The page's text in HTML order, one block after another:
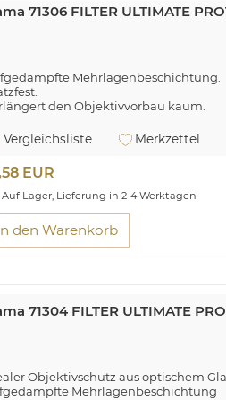
71306 FILTER ULTIMATE
Mehrlagenbeschichtung.
den Objektivvorbau kaum.
(Glas): optisches Glas.
Vergleichsliste Merkzettel
EUR
Auf Lager, Lieferung in 2-4 Werktagen
den Warenkorb
71304 FILTER ULTIMATE
Objektivschutz aus optischem
Mehrlagenbeschichtung